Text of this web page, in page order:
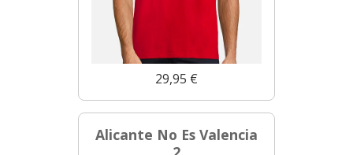
29,95 €
Alicante No Es Valencia